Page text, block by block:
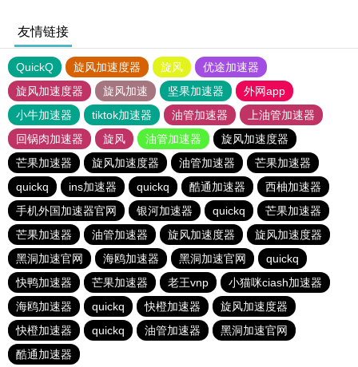
友情链接
QuickQ 旋风加速度器 旋风
优途加速器
旋风加速度器
旋风加速 坚果加速器
外网app
小牛加速器
tiktok加速器 油管加速器
上油管加速器
回锅肉加速器
旋风 油管加速器
旋风加速度器
芒果加速器
旋风加速度器 油管加速器
芒果加速器
quickq
ins加速器 quickq 酷通加速器
西柚加速器
手机外国加速器官网
银河加速器 quickq
芒果加速器
芒果加速器
油管加速器 旋风加速度器
旋风加速度器
黑洞加速官网
海鸥加速器 黑洞加速官网
quickq
快鸭加速器
芒果加速器 老王vnp
小猫咪ciash加速器
海鸥加速器
quickq 快橙加速器
旋风加速度器
快橙加速器
quickq 油管加速器
黑洞加速官网
酷通加速器